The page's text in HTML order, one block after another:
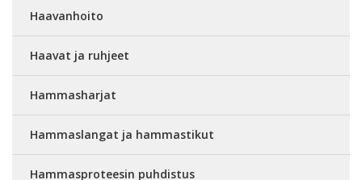
Haavanhoito
Haavat ja ruhjeet
Hammasharjat
Hammaslangat ja hammastikut
Hammasproteesin puhdistus